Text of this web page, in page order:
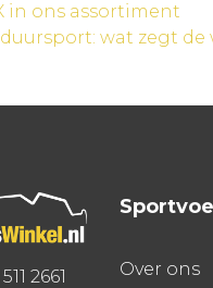
in ons assortiment
wat zegt de
2661
Over ons